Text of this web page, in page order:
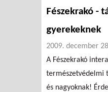
Fészekrakó -
gyerekeknek
2009. december
A Fészekrakó
természetvédelmi
és nagyoknak!